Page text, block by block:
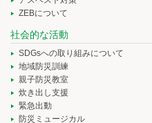
ZEBについて
社会的な活動
SDGsへの取り組みについて
地域防災訓練
親子防災教室
炊き出し支援
緊急出動
防災ミュージカル